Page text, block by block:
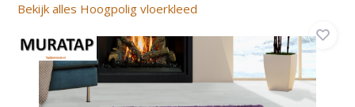
Bekijk alles Hoogpolig vloerkleed